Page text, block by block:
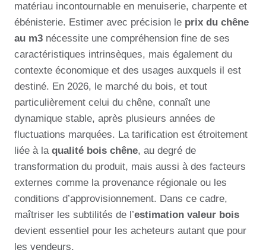
matériau incontournable en menuiserie, charpente et
ébénisterie. Estimer avec précision le prix du chêne
au m3 nécessite une compréhension fine de ses
caractéristiques intrinsèques, mais également du
contexte économique et des usages auxquels il est
destiné. En 2026, le marché du bois, et tout
particulièrement celui du chêne, connaît une
dynamique stable, après plusieurs années de
fluctuations marquées. La tarification est étroitement
liée à la qualité bois chêne, au degré de
transformation du produit, mais aussi à des facteurs
externes comme la provenance régionale ou les
conditions d’approvisionnement. Dans ce cadre,
maîtriser les subtilités de l’estimation valeur bois
devient essentiel pour les acheteurs autant que pour
les vendeurs.